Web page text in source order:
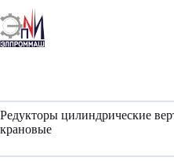
Перейти
к
сути
Редукторы цилиндрические
крановые